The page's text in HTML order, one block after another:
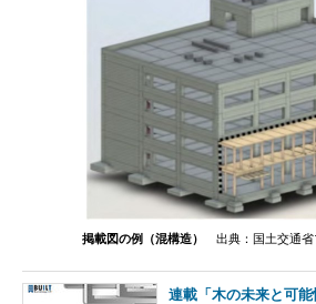
掲載図の例（混構造） 出典：国土交通省
連載「木の未来と可